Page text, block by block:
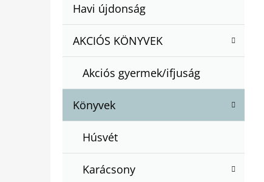
Nátugrása
T
G
R
Á
Havi újdonság
AKCIÓS KÖNYVEK
Akciós gyermek/ifjuság
Könyvek
Húsvét
Karácsony
BARTOS ERIKA : BOGYÓ ÉS BABÓCA
€12,50